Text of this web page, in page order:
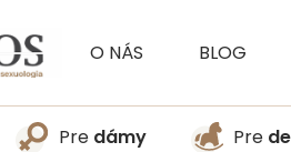
O NÁS BLOG
Pre dámy Pre